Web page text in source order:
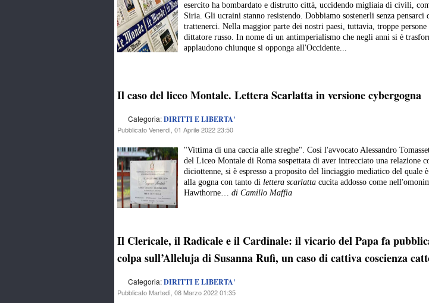
esercito ha bombardato e distrutto città, uccidendo migliaia di civili,
Siria. Gli ucraini stanno resistendo. Dobbiamo sostenerli senza pensarci
trattenerci. Nella maggior parte dei nostri paesi, tuttavia, troppe
dittatore russo. In nome di un antimperialismo che negli anni si è
applaudono chiunque si opponga all'Occidente...
Il caso del liceo Montale. Lettera Scarlatta in versione cybergogna
Categoria:DIRITTI E LIBERTA'
Pubblicato Venerdì, 01 Aprile 2022 23:50
"Vittima di una caccia alle streghe". Così l'avvocato Alessandro
del Liceo Montale di Roma sospettata di aver intrecciato una relazione
diciottenne, si è espresso a proposito del linciaggio mediatico del quale
alla gogna con tanto di lettera scarlatta cucita addosso come
Hawthorne… di Camillo Maffia
Il Clericale, il Radicale e il Cardinale: il vicario del Papa fa
colpa sull’Alleluja di Susanna Rufi, un caso di cattiva coscienza
Categoria:DIRITTI E LIBERTA'
Pubblicato Martedì, 08 Marzo 2022 01:35